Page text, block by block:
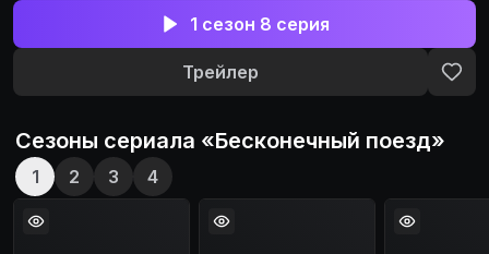
1 сезон 8 серия
Трейлер
Сезоны сериала «Бесконечный поезд»
1 2 3 4